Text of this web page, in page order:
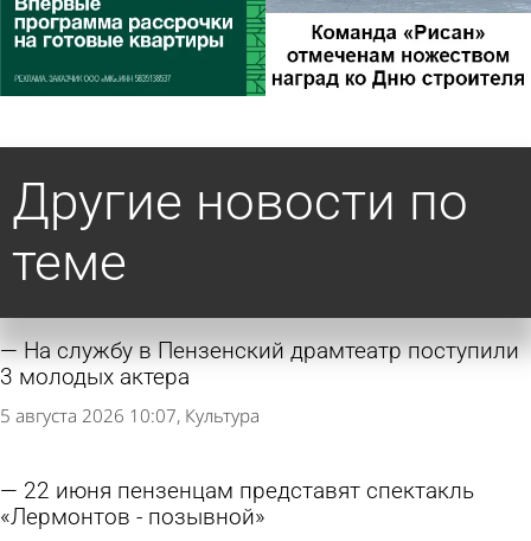
Другие новости по
теме
На службу в Пензенский драмтеатр поступили
3 молодых актера
5 августа 2026 10:07 Культура
22 июня пензенцам представят спектакль
«Лермонтов - позывной»